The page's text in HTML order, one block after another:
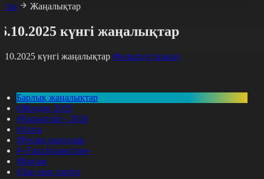
Жаңалықтар
күнгі жаңалықтар
күнгі жаңалықтар Фильтрді тазалау
Барлық жаңалықтар
#Жолдау 2025
#Құрылтай - 2026
#Апта
#Ресми оқиғалар
#«Таза Қазақстан»
#Қоғам
#Заң мен тәртіп